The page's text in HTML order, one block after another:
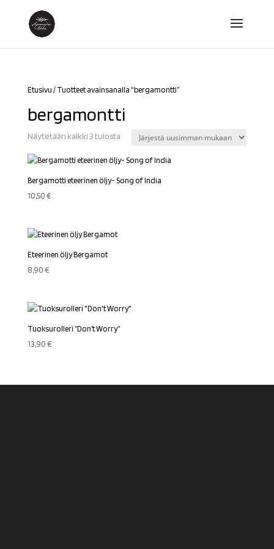
Etusivu / Tuotteet avainsanalla “bergamontti”
bergamontti
Näytetään kaikki 3 tulostaSorted
latest
Bergamotti eteerinen öljy- Song of India
10,50€
Eteerinen öljy Bergamot
8,90€
Tuoksurolleri ”Don’t Worry”
13,90€